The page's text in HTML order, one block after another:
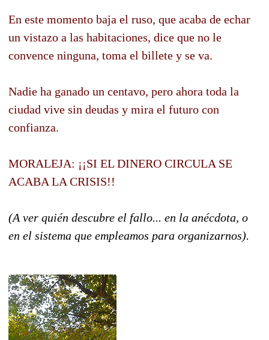
En este momento baja el ruso, que acaba de echar
un vistazo a las habitaciones, dice que no le
convence ninguna, toma el billete y se va.
Nadie ha ganado un centavo, pero ahora toda la
ciudad vive sin deudas y mira el futuro con
confianza.
MORALEJA: ¡¡SI EL DINERO CIRCULA SE
ACABA LA CRISIS!!
(A ver quién descubre el fallo... en la anécdota, o
en el sistema que empleamos para organizarnos).